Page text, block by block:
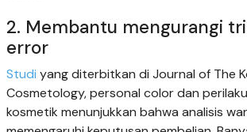
2. Membantu mengurangi
error
Studi yang diterbitkan di Journal of The
Cosmetology, personal color dan
kosmetik menunjukkan bahwa analisis